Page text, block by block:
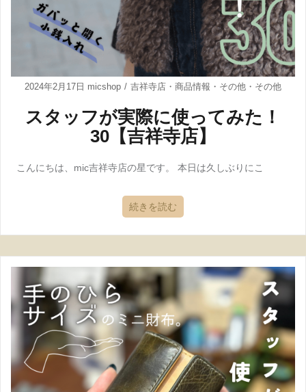
2024年2月17日 micshop 吉祥寺店 ・ 商品情報 ・ その他 ・ その他
スタッフが実際に使ってみた！
30【吉祥寺店】
こんにちは、mic吉祥寺店の星です。 本日は久しぶりにこ
続きを読む